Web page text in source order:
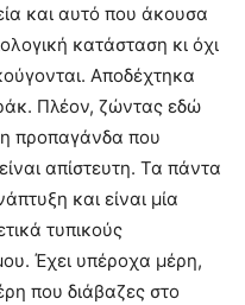
και αυτό που άκουσα
κατάσταση κι όχι
Αποδέχτηκα
Πλέον, ζώντας εδώ
προπαγάνδα που
απίστευτη. Τα πάντα
και είναι μία
τυπικούς
Έχει υπέροχα μέρη,
που διάβαζες στο